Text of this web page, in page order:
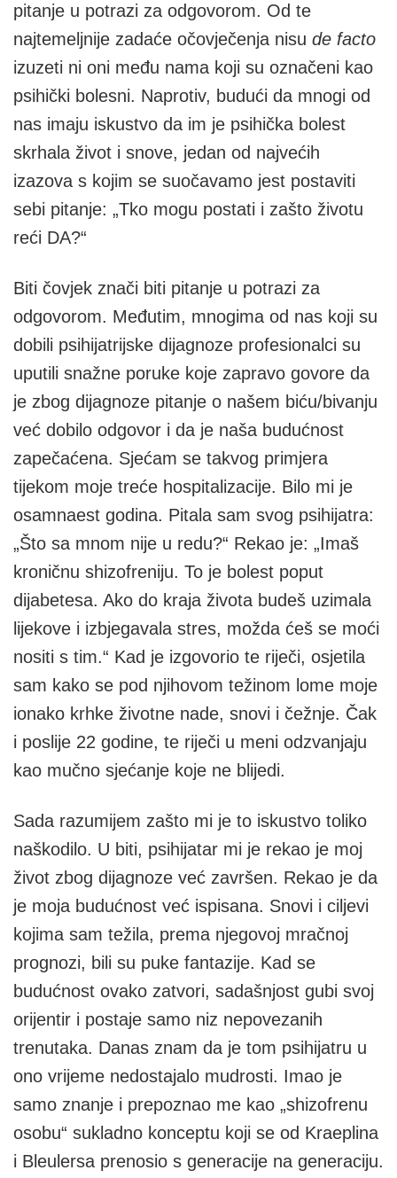
pitanje u potrazi za odgovorom. Od te
najtemeljnije zadaće očovječenja nisu de facto
izuzeti ni oni među nama koji su označeni kao
psihički bolesni. Naprotiv, budući da mnogi od
nas imaju iskustvo da im je psihička bolest
skrhala život i snove, jedan od najvećih
izazova s kojim se suočavamo jest postaviti
sebi pitanje: „Tko mogu postati i zašto životu
reći DA?“
Biti čovjek znači biti pitanje u potrazi za
odgovorom. Međutim, mnogima od nas koji su
dobili psihijatrijske dijagnoze profesionalci su
uputili snažne poruke koje zapravo govore da
je zbog dijagnoze pitanje o našem biću/bivanju
već dobilo odgovor i da je naša budućnost
zapečaćena. Sjećam se takvog primjera
tijekom moje treće hospitalizacije. Bilo mi je
osamnaest godina. Pitala sam svog psihijatra:
„Što sa mnom nije u redu?“ Rekao je: „Imaš
kroničnu shizofreniju. To je bolest poput
dijabetesa. Ako do kraja života budeš uzimala
lijekove i izbjegavala stres, možda ćeš se moći
nositi s tim.“ Kad je izgovorio te riječi, osjetila
sam kako se pod njihovom težinom lome moje
ionako krhke životne nade, snovi i čežnje. Čak
i poslije 22 godine, te riječi u meni odzvanjaju
kao mučno sjećanje koje ne blijedi.
Sada razumijem zašto mi je to iskustvo toliko
naškodilo. U biti, psihijatar mi je rekao je moj
život zbog dijagnoze već završen. Rekao je da
je moja budućnost već ispisana. Snovi i ciljevi
kojima sam težila, prema njegovoj mračnoj
prognozi, bili su puke fantazije. Kad se
budućnost ovako zatvori, sadašnjost gubi svoj
orijentir i postaje samo niz nepovezanih
trenutaka. Danas znam da je tom psihijatru u
ono vrijeme nedostajalo mudrosti. Imao je
samo znanje i prepoznao me kao „shizofrenu
osobu“ sukladno konceptu koji se od Kraeplina
i Bleulersa prenosio s generacije na generaciju.